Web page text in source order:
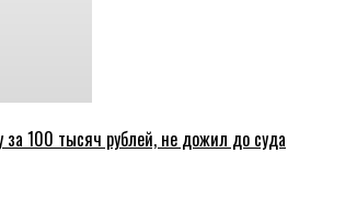
100 тысяч рублей, не дожил до суда